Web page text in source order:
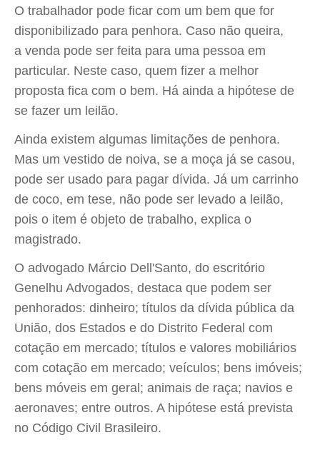
O trabalhador pode ficar com um bem que for
disponibilizado para penhora. Caso não queira,
a venda pode ser feita para uma pessoa em
particular. Neste caso, quem fizer a melhor
proposta fica com o bem. Há ainda a hipótese de
se fazer um leilão.
Ainda existem algumas limitações de penhora.
Mas um vestido de noiva, se a moça já se casou,
pode ser usado para pagar dívida. Já um carrinho
de coco, em tese, não pode ser levado a leilão,
pois o item é objeto de trabalho, explica o
magistrado.
O advogado Márcio Dell'Santo, do escritório
Genelhu Advogados, destaca que podem ser
penhorados: dinheiro; títulos da dívida pública da
União, dos Estados e do Distrito Federal com
cotação em mercado; títulos e valores mobiliários
com cotação em mercado; veículos; bens imóveis;
bens móveis em geral; animais de raça; navios e
aeronaves; entre outros. A hipótese está prevista
no Código Civil Brasileiro.